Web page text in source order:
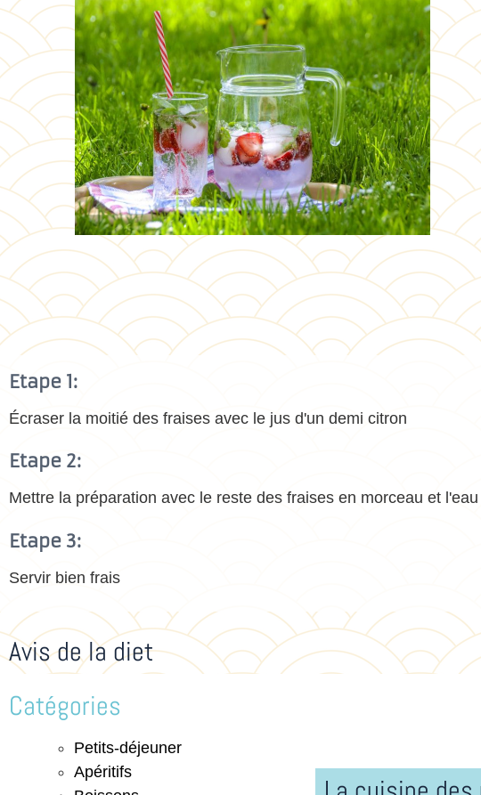
Etape 1:
Écraser la moitié des fraises avec le jus d'un demi citron
Etape 2:
Mettre la préparation avec le reste des fraises en morceau et
Etape 3:
Servir bien frais
Avis de la diet
Catégories
Petits-déjeuner
Apéritifs